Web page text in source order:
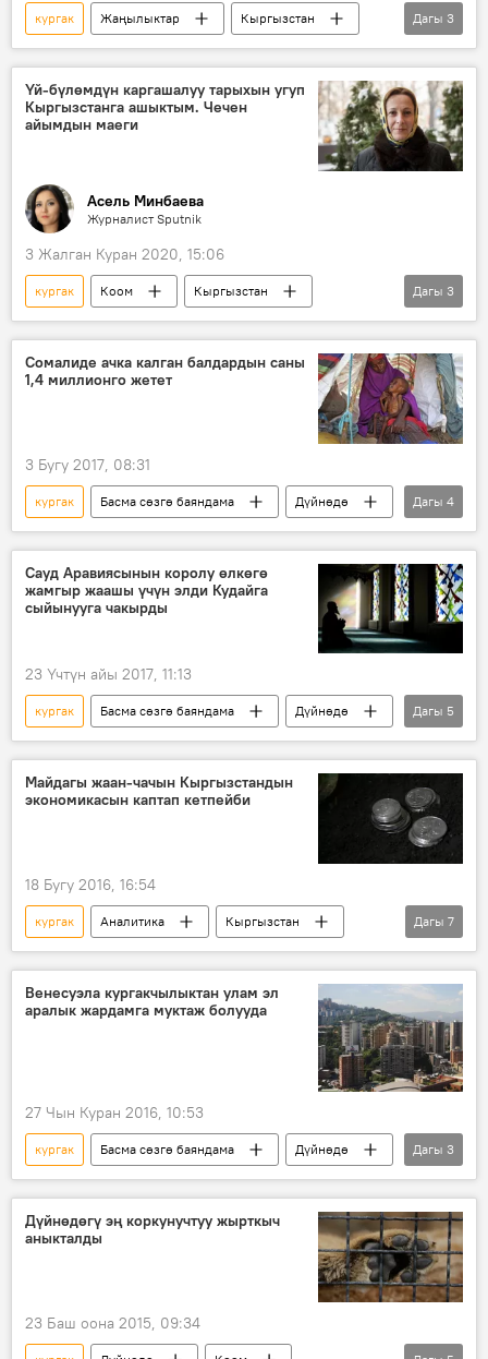
кургак Жаңылыктар
Кыргызстан
Коом
электр энергиясы
Экономика
Дагы 3
Үй-бүлөмдүн каргашалуу тарыхын угуп
Кыргызстанга ашыктым. Чечен
айымдын маеги
Асель Минбаева
Журналист Sputnik
3 Жалган Куран 2020, 15:06
кургак Коом
Кыргызстан
дарыгер
Ош дары-дармек
Дагы 3
Сомалиде ачка калган балдардын саны
1,4 миллионго жетет
3 Бугу 2017, 08:31
кургак Басма сөзгө баяндама
Дүйнөдө
Жаңылыктар
Сомали
ачкачылык
Дагы 4
Сауд Аравиясынын королу өлкөгө
жамгыр жаашы үчүн элди Кудайга
сыйынууга чакырды
23 Үчтүн айы 2017, 11:13
кургак Басма сөзгө баяндама
Дүйнөдө
Коом
Жаңылыктар
Сауд Аравиясы
король сыйынуу
Дагы 5
Майдагы жаан-чачын Кыргызстандын
экономикасын каптап кетпейби
18 Бугу 2016, 16:54
кургак Аналитика
Кыргызстан
Жаңылыктар
Ой-пикир
Экономика
жаан-чачын
мал
тоют
жайыт
Дагы 7
Венесуэла кургакчылыктан улам эл
аралык жардамга муктаж болууда
27 Чын Куран 2016, 10:53
кургак Басма сөзгө баяндама
Дүйнөдө
Жаңылыктар
Венесуэла
суу сактагычы
Дагы 3
Дүйнөдөгү эң коркунучтуу жырткыч
аныкталды
23 Баш оона 2015, 09:34